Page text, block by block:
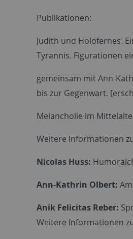
Publikationen:
Judith und Holofernes.
Tyrannis. Figurationen
gemeinsam mit Ann-
bis zur Gegenwart.
Melancholie im
Weitere Informationen
Nicolas Huss:
Ann-Kathrin Olbert:
Anik Felicitas Reber:
Weitere Informationen